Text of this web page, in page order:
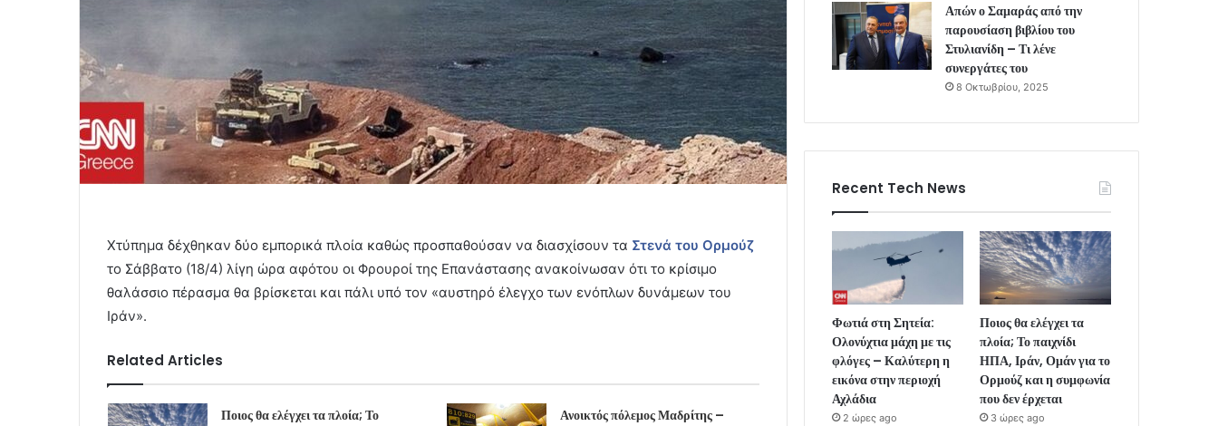
Χτύπημα δέχθηκαν δύο εμπορικά πλοία καθώς προσπαθούσαν να διασχίσουν τα Στενά του Ορμούζ
το Σάββατο (18/4) λίγη ώρα αφότου οι Φρουροί της Επανάστασης ανακοίνωσαν ότι το κρίσιμο
θαλάσσιο πέρασμα θα βρίσκεται και πάλι υπό τον «αυστηρό έλεγχο των ενόπλων δυνάμεων του
Ιράν».
Related Articles
Ποιος θα ελέγχει τα πλοία; Το
Ανοικτός πόλεμος Μαδρίτης –
Απών ο Σαμαράς από την
παρουσίαση βιβλίου του
Στυλιανίδη – Τι λένε
συνεργάτες του
8 Οκτωβρίου, 2025
Recent Tech News
Φωτιά στη Σητεία:
Ολονύχτια μάχη με τις
φλόγες – Καλύτερη η
εικόνα στην περιοχή
Αχλάδια
2 ώρες ago
Ποιος θα ελέγχει τα
πλοία; Το παιχνίδι
ΗΠΑ, Ιράν, Ομάν για το
Ορμούζ και η συμφωνία
που δεν έρχεται
3 ώρες ago